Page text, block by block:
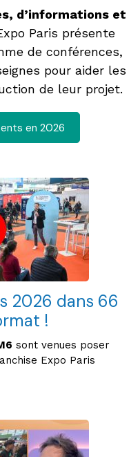
d’informations et
Paris présente
de conférences,
pour aider les
de leur projet.
en 2026
2026 dans 66
!
sont venues poser
Expo Paris